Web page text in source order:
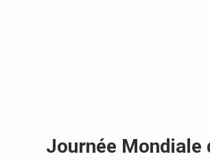
Journée Mondiale